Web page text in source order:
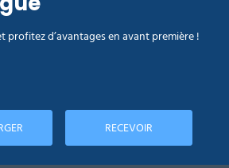
profitez d’avantages en avant première !
RECEVOIR